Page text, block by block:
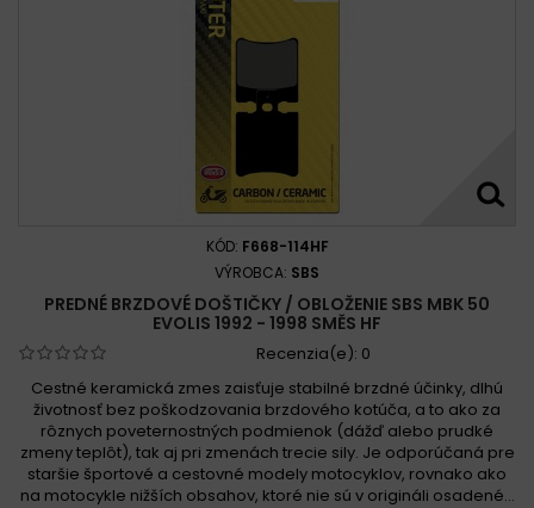
KÓD: F668-114HF
VÝROBCA: SBS
PREDNÉ BRZDOVÉ DOŠTIČKY / OBLOŽENIE SBS MBK 50
EVOLIS 1992 - 1998 SMĚS HF
Recenzia(e): 0
Cestné keramická zmes zaisťuje stabilné brzdné účinky, dlhú
životnosť bez poškodzovania brzdového kotúča, a to ako za
rôznych poveternostných podmienok (dážď alebo prudké
zmeny teplôt), tak aj pri zmenách trecie sily. Je odporúčaná pre
staršie športové a cestovné modely motocyklov, rovnako ako
na motocykle nižších obsahov, ktoré nie sú v origináli osadené...